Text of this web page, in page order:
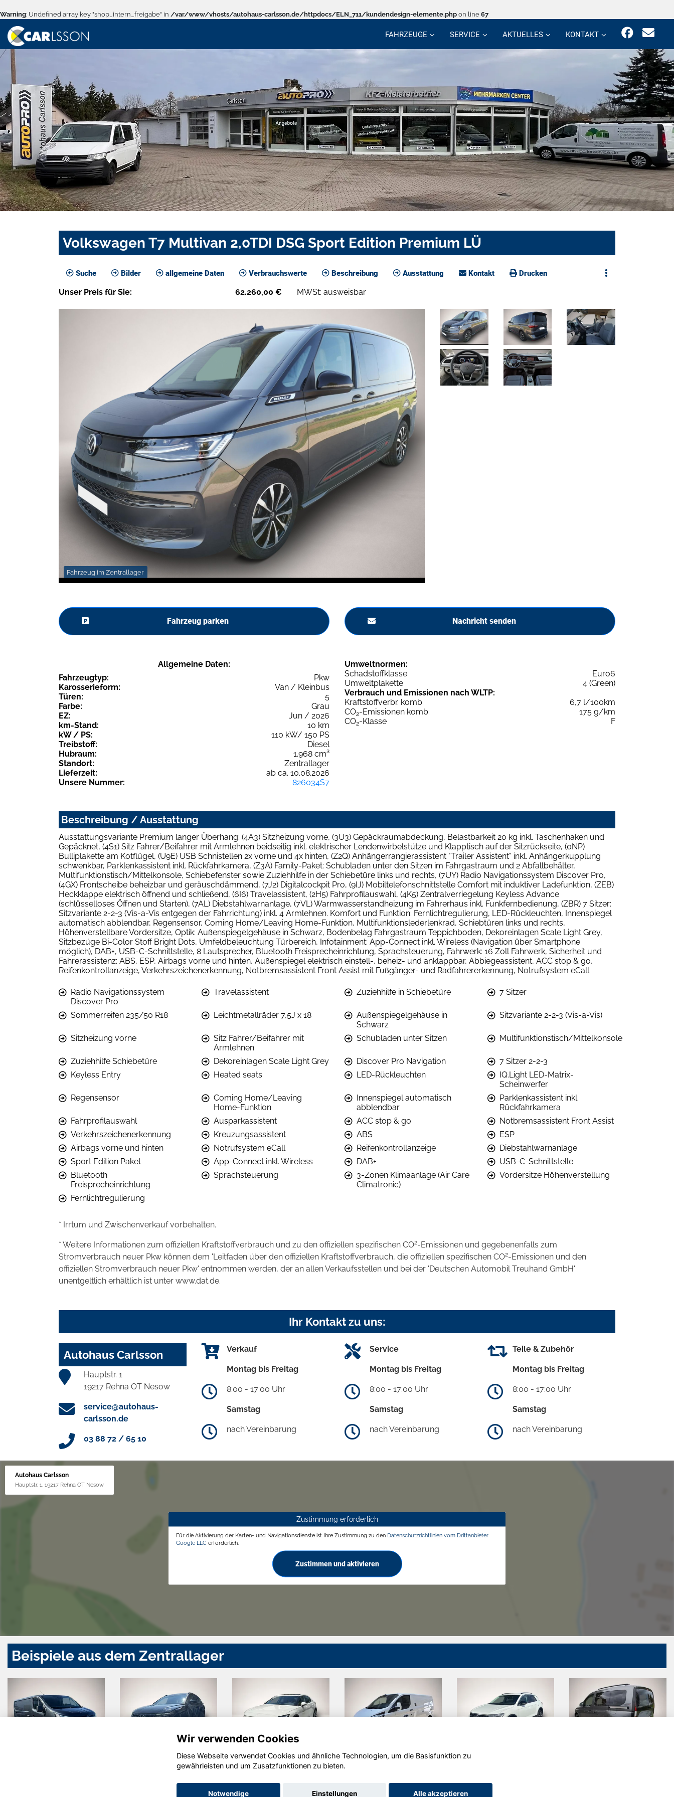
Warning: Undefined array key "shop_intern_freigabe" in /var/www/vhosts/autohaus-carlsson.de/httpdocs/ELN_711/kundendesign-elemente.php on line 67
FAHRZEUGE SERVICE AKTUELLES KONTAKT
Volkswagen T7 Multivan 2,0TDI DSG Sport Edition Premium LÜ
Suche Bilder allgemeine Daten Verbrauchswerte Beschreibung Ausstattung Kontakt Drucken
Unser Preis für Sie: 62.260,00 € MWSt: ausweisbar
Fahrzeug im Zentrallager
Fahrzeug parken Nachricht senden
Allgemeine Daten:
Fahrzeugtyp:
Pkw
Karosserieform:
Van / Kleinbus
Türen:
5
Farbe:
Grau
EZ:
Jun / 2026
km-Stand:
10 km
kW / PS:
110 kW/ 150 PS
Treibstoff:
Diesel
Hubraum:
1.968 cm³
Standort:
Zentrallager
Lieferzeit:
ab ca. 10.08.2026
Unsere Nummer:
826034S7
Umweltnormen:
Schadstoffklasse
Euro6
Umweltplakette
4 (Green)
Verbrauch und Emissionen nach WLTP:
Kraftstoffverbr. komb.
6,7 l/100km
CO2-Emissionen komb.
175 g/km
CO2-Klasse F
Beschreibung / Ausstattung
Ausstattungsvariante Premium langer Überhang: (4A3) Sitzheizung vorne, (3U3) Gepäckraumabdeckung, Belastbarkeit 20 kg inkl. Taschenhaken und
Gepäcknet, (4S1) Sitz Fahrer/Beifahrer mit Armlehnen beidseitig inkl. elektrischer Lendenwirbelstütze und Klapptisch auf der Sitzrückseite, (0NP)
Bulliplakette am Kotflügel, (U9E) USB Schnistellen 2x vorne und 4x hinten, (Z2Q) Anhängerrangierassistent "Trailer Assistent" inkl. Anhängerkupplung
schwenkbar, Parklenkassistent inkl. Rückfahrkamera, (Z3A) Family-Paket: Schubladen unter den Sitzen im Fahrgastraum und 2 Abfallbehälter,
Multifunktionstisch/Mittelkonsole, Schiebefenster sowie Zuziehhilfe in der Schiebetüre links und rechts, (7UY) Radio Navigationssystem Discover Pro,
(4GX) Frontscheibe beheizbar und geräuschdämmend, (7J2) Digitalcockpit Pro, (9IJ) Mobiltelefonschnittstelle Comfort mit induktiver Ladefunktion, (ZEB)
Heckklappe elektrisch öffnend und schließend, (6I6) Travelassistent, (2H5) Fahrprofilauswahl, (4K5) Zentralverriegelung Keyless Advance
(schlüsselloses Öffnen und Starten), (7AL) Diebstahlwarnanlage, (7VL) Warmwasserstandheizung im Fahrerhaus inkl. Funkfernbedienung, (ZBR) 7 Sitzer:
Sitzvariante 2-2-3 (Vis-a-Vis entgegen der Fahrrichtung) inkl. 4 Armlehnen. Komfort und Funktion: Fernlichtregulierung, LED-Rückleuchten, Innenspiegel
automatisch abblendbar, Regensensor, Coming Home/Leaving Home-Funktion, Multifunktionslederlenkrad, Schiebtüren links und rechts,
Höhenverstellbare Vordersitze, Optik: Außenspiegelgehäuse in Schwarz, Bodenbelag Fahrgastraum Teppichboden, Dekoreinlagen Scale Light Grey,
Sitzbezüge Bi-Color Stoff Bright Dots, Umfeldbeleuchtung Türbereich, Infotainment: App-Connect inkl. Wireless (Navigation über Smartphone
möglich), DAB+, USB-C-Schnittstelle, 8 Lautsprecher, Bluetooth Freisprecheinrichtung, Sprachsteuerung, Fahrwerk: 16 Zoll Fahrwerk, Sicherheit und
Fahrerassistenz: ABS, ESP, Airbags vorne und hinten, Außenspiegel elektrisch einstell-, beheiz- und anklappbar, Abbiegeassistent, ACC stop & go,
Reifenkontrollanzeige, Verkehrszeichenerkennung, Notbremsassistent Front Assist mit Fußgänger- und Radfahrererkennung, Notrufsystem eCall.
Radio Navigationssystem
Discover Pro
Travelassistent Zuziehhilfe in Schiebetüre 7 Sitzer
Sommerreifen 235/50 R18 Leichtmetallräder 7,5J x 18
Außenspiegelgehäuse in
Schwarz
Sitzvariante 2-2-3 (Vis-a-Vis)
Sitzheizung vorne
Sitz Fahrer/Beifahrer mit
Armlehnen
Schubladen unter Sitzen Multifunktionstisch/Mittelkonsole
Zuziehhilfe Schiebetüre Dekoreinlagen Scale Light Grey Discover Pro Navigation
7 Sitzer 2-2-3
Keyless Entry
Heated seats LED-Rückleuchten
IQ.Light LED-Matrix-
Scheinwerfer
Regensensor
Coming Home/Leaving
Home-Funktion
Innenspiegel automatisch
abblendbar
Parklenkassistent inkl.
Rückfahrkamera
Fahrprofilauswahl
Ausparkassistent ACC stop & go
Notbremsassistent Front Assist
Verkehrszeichenerkennung
Kreuzungsassistent ABS
ESP
Airbags vorne und hinten
Notrufsystem eCall Reifenkontrollanzeige
Diebstahlwarnanlage
Sport Edition Paket
App-Connect inkl. Wireless DAB+
USB-C-Schnittstelle
Bluetooth
Freisprecheinrichtung
Sprachsteuerung
3-Zonen Klimaanlage (Air Care
Climatronic)
Vordersitze Höhenverstellung
Fernlichtregulierung
* Irrtum und Zwischenverkauf vorbehalten.
* Weitere Informationen zum offiziellen Kraftstoffverbrauch und zu den offiziellen spezifischen CO2-Emissionen und gegebenenfalls zum
Stromverbrauch neuer Pkw können dem 'Leitfaden über den offiziellen Kraftstoffverbrauch, die offiziellen spezifischen CO2-Emissionen und den
offiziellen Stromverbrauch neuer Pkw' entnommen werden, der an allen Verkaufsstellen und bei der 'Deutschen Automobil Treuhand GmbH'
unentgeltlich erhältlich ist unter www.dat.de.
Ihr Kontakt zu uns:
Autohaus Carlsson
Hauptstr. 1
19217 Rehna OT Nesow
service@autohaus-
carlsson.de
03 88 72 / 65 10
Verkauf
Montag bis Freitag
8:00 - 17:00 Uhr
Samstag
nach Vereinbarung
Service
Montag bis Freitag
8:00 - 17:00 Uhr
Samstag
nach Vereinbarung
Teile & Zubehör
Montag bis Freitag
8:00 - 17:00 Uhr
Samstag
nach Vereinbarung
Autohaus Carlsson
Hauptstr. 1, 19217 Rehna OT Nesow
Zustimmung erforderlich
Für die Aktivierung der Karten- und Navigationsdienste ist Ihre Zustimmung zu den Datenschutzrichtlinien vom Drittanbieter
Google LLC erforderlich.
Zustimmen und aktivieren
Beispiele aus dem Zentrallager
Land Rover
Defender
Cupra
Formentor
Ford Transit Audi Q4 e-
Wir verwenden Cookies
Diese Webseite verwendet Cookies und ähnliche Technologien, um die Basisfunktion zu
gewährleisten und um Zusatzfunktionen zu bieten.
Notwendige Einstellungen Alle akzeptieren